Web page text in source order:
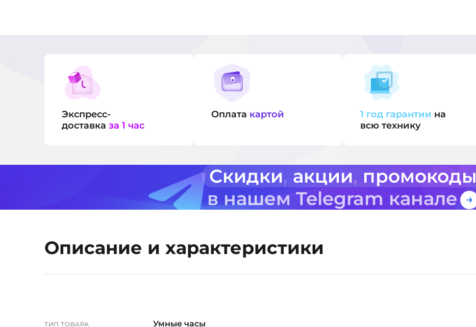
Экспресс-
доставка за 1 час
Оплата картой 1 год гарантии на
всю технику
Скидки, акции, промокоды
в нашем Telegram канале
Описание и характеристики
ТИП ТОВАРА Умные часы